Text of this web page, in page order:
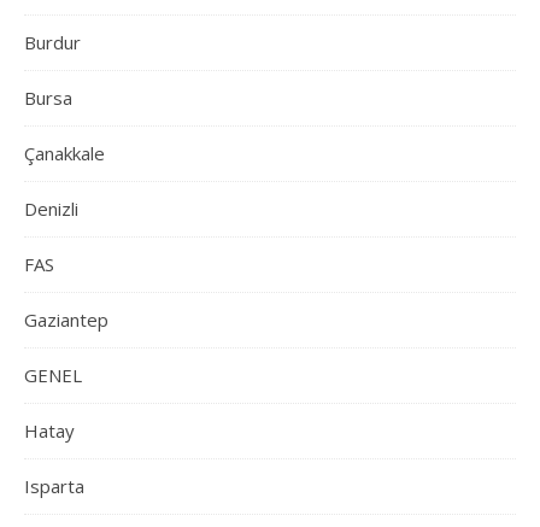
Burdur
Bursa
Çanakkale
Denizli
FAS
Gaziantep
GENEL
Hatay
Isparta